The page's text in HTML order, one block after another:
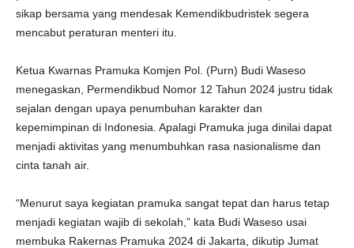
sikap bersama yang mendesak Kemendikbudristek segera
mencabut peraturan menteri itu.
Ketua Kwarnas Pramuka Komjen Pol. (Purn) Budi Waseso
menegaskan, Permendikbud Nomor 12 Tahun 2024 justru tidak
sejalan dengan upaya penumbuhan karakter dan
kepemimpinan di Indonesia. Apalagi Pramuka juga dinilai dapat
menjadi aktivitas yang menumbuhkan rasa nasionalisme dan
cinta tanah air.
“Menurut saya kegiatan pramuka sangat tepat dan harus tetap
menjadi kegiatan wajib di sekolah,” kata Budi Waseso usai
membuka Rakernas Pramuka 2024 di Jakarta, dikutip Jumat